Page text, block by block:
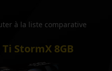
à la liste comparative
StormX 8GB